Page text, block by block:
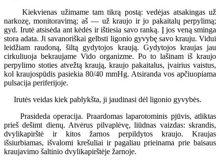
Kiekvienas užimame tam tikrą postą: vedėjas atsakingas už
narkozę, monitoravimą; aš — už kraujo ir jo pakaitalų perpylimą;
gyd. Irutė atsisėda ant kėdės ir ištiesia savo ranką. Į jos veną sminga
stora adata. Ji savanoriškai gelbsti ligonio gyvybę savo krauju. Vidui
leidžiam raudoną, šiltą gydytojos kraują. Gydytojos kraujas jau
cirkuliuoja bekraujame Vido organizme. Po to lašinam iš kraujo
perpylimo stoties atvežtą kraują, kraujo pakaitalus, įvairius vaistus,
kol kraujospūdis pasiekia 80/40 mmHg. Atsiranda vos apčiuopiama
pulsacija periferijoje.
Irutės veidas kiek pablykšta, ji jaudinasi dėl ligonio gyvybės.
Prasideda operacija. Praardomas laparotominis pjūvis, atliktas
prieš dešimt dienų. Atvėrus pilvaplėvę, liūdnas vaizdas: skrandis,
dvylikapirštė ir kitos žarnos perpildytos kraujo. Kraujas
išsiurbiamas, išvalomi krešuliai ir pagaliau prieinama prie baisaus
kraujavimo šaltinio dvylikapirštėje žarnoje.